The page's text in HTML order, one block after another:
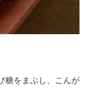
糖をまぶし、こんが